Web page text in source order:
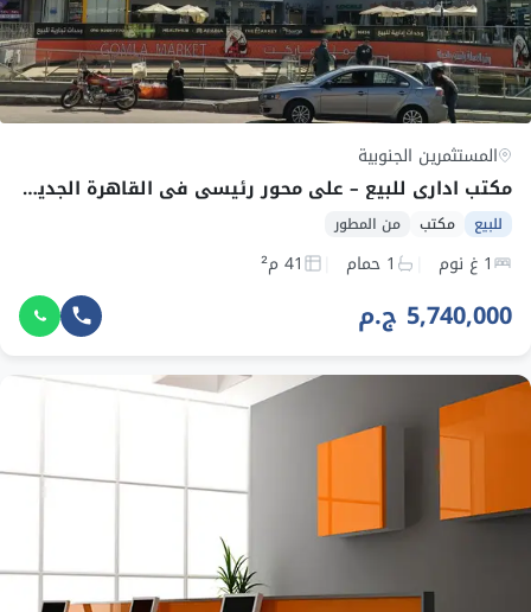
المستثمرين الجنوبية
مكتب اداري للبيع – علي محور رئيسي في القاهرة الجديدة – استلام فوري – بالتقسيط
للبيع مكتب من المطور
1 غ نوم 1 حمام 41 م²
5,740,000 ج.م